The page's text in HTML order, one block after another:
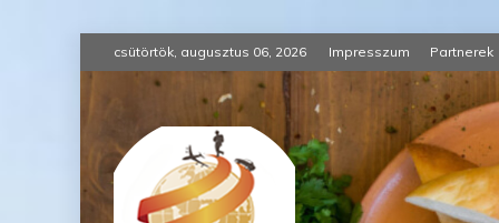
to
csütörtök, augusztus 06, 2026 Impresszum Partnerek